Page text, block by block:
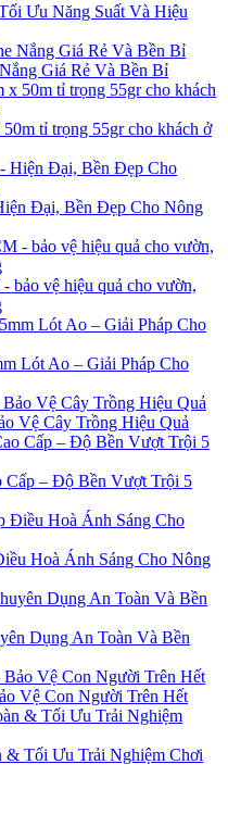
Ưu Năng Suất Và Hiệu
Giá Rẻ Và Bền Bỉ
tỉ trọng 55gr cho khách ở
Đại, Bền Đẹp Cho Nông
bảo vệ hiệu quả cho vườn,
Lót Ao – Giải Pháp Cho
Vệ Cây Trồng Hiệu Quả
Cấp – Độ Bền Vượt Trội 5
Hoà Ánh Sáng Cho Nông
Dụng An Toàn Và Bền
Vệ Con Người Trên Hết
Tối Ưu Trải Nghiệm Chơi